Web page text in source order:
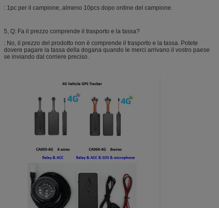
: 1pc per il campione, almeno 10pcs dopo ordine del campione.
5, Q: Fa il prezzo comprende il trasporto e la tassa?
: No, il prezzo del prodotto non è comprende il trasporto e la tassa. Potete
dovere pagare la tassa della dogana quando le merci arrivano il vostro paese
se inviando dal corriere preciso.